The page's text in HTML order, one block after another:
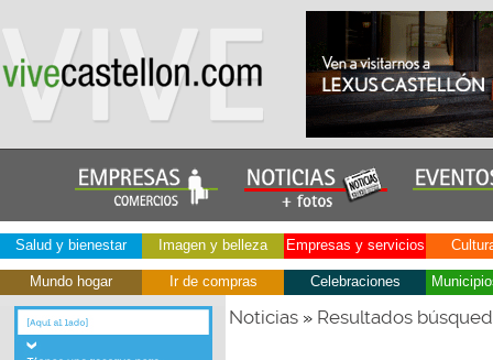
Salud y bienestar Imagen y belleza Empresas y servicios
Mundo hogar Ir de compras Celebraciones
Noticias» Resultados